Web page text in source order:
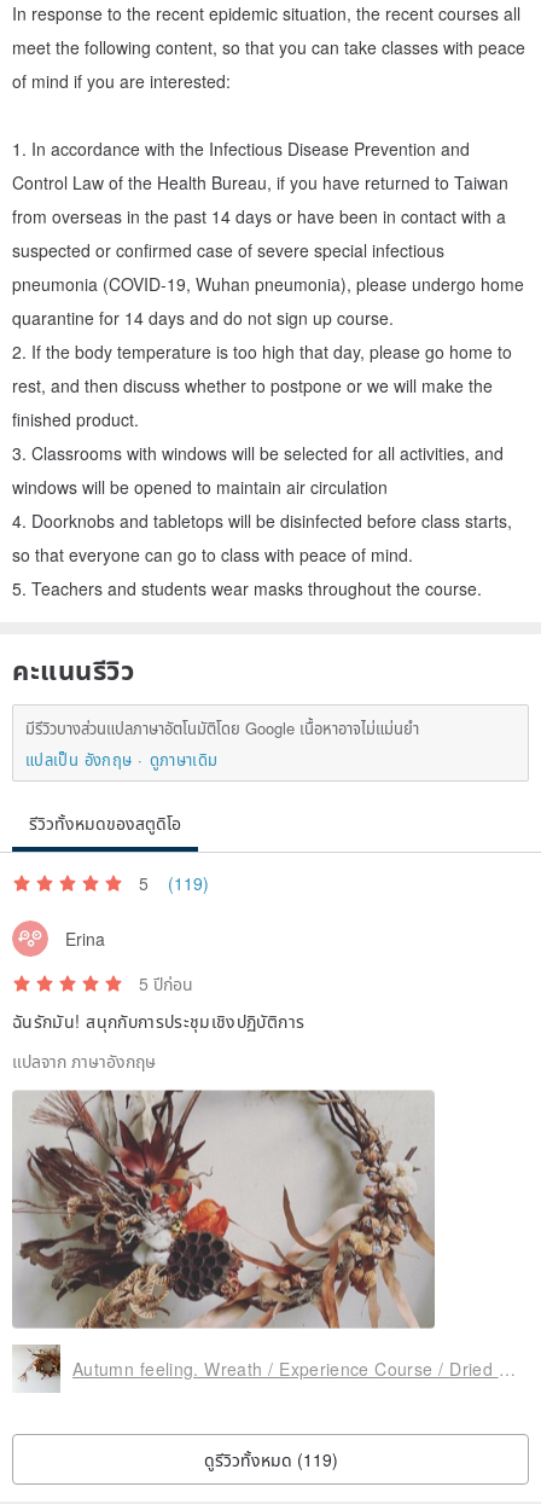
Lecturer profile
Pinpin, the founder of PauroraPin, has been fond of collecting
relationship between objects, extremely intoxicated by the
temperature of hand-made, and the process of both concentration
and relaxation in creation. Engaged in interior design and floral
design, loves the diversity and particularity brought by
customization, and is also willing to challenge alternative
combinations, promote sustainable life with his own beauty and
experience, and share this healing and elegance with everyone .
-
The following other dried flower courses can also be searched on
the website!
// Zero waste. Dry flower series //
• Zero waste level: 80%
• Zero-waste ingredients: Except for bamboo embroidery frames
and viscose, lace and floral materials are all recycled materials.
Hand tied flower frame
• Zero waste level: 90%
• Zero-waste ingredients: Except for tying ropes and viscose, tree
branches, frames and flowers and leaf materials are all recycled
materials.
Zero Waste Planting Painting(Difficulty
• Zero waste level: 99%
• Zero-waste ingredients: Except for viscose, all flower and leaf
materials are recycled materials. (The difficulty level is 1 to 5 stars.
Because there are no specific rules and steps, it can be very simple
or difficult. It varies from person to person!)
Small reminder
• Because it is"zero waste", it is not the same as the previous floral
creation styles. Please be sure to read the following precautions
clearly. You can also refer to the materials in the work. You can
accept it before placing an order!
1. Most of the plants are not full of colors. Friends who like bright
In response to the recent epidemic situation, the recent courses all
meet the following content, so that you can take classes with peace
of mind if you are interested:
1. In accordance with the Infectious Disease Prevention and
Control Law of the Health Bureau, if you have returned to Taiwan
from overseas in the past 14 days or have been in contact with a
suspected or confirmed case of severe special infectious
pneumonia (COVID-19, Wuhan pneumonia), please undergo home
quarantine for 14 days and do not sign up course.
2. If the body temperature is too high that day, please go home to
rest, and then discuss whether to postpone or we will make the
finished product.
3. Classrooms with windows will be selected for all activities, and
windows will be opened to maintain air circulation
4. Doorknobs and tabletops will be disinfected before class starts,
so that everyone can go to class with peace of mind.
5. Teachers and students wear masks throughout the course.
คะแนนรีวิว
มีรีวิวบางส่วนแปลภาษาอัตโนมัติโดย Google เนื้อหาอาจไม่แม่นยำ
แปลเป็น อังกฤษ
ดูภาษาเดิม
รีวิวทั้งหมดของสตูดิโอ
5 (119)
Erina
5 ปีก่อน
ฉันรักมัน! สนุกกับการประชุมเชิงปฏิบัติการ
แปลจาก ภาษาอังกฤษ
Autumn feeling. Wreath / Experience Course / Dried Flowers / Autumn Only
ดูรีวิวทั้งหมด (119)